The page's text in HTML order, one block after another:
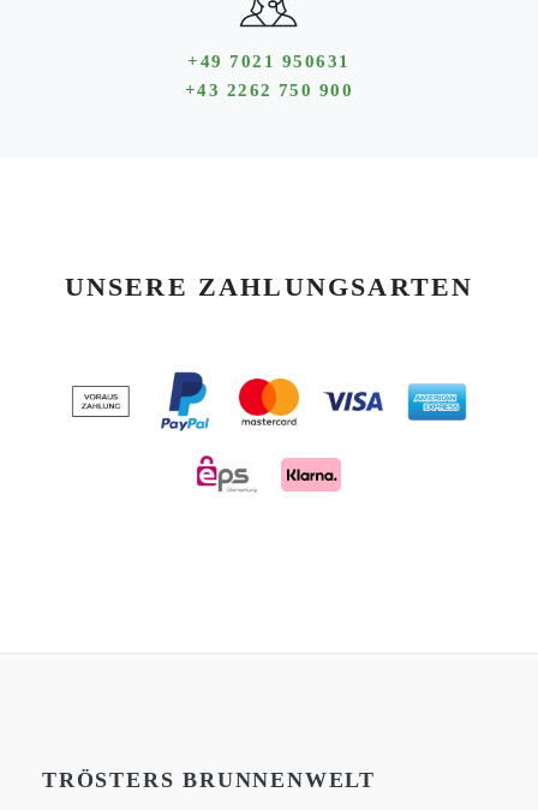
+49 7021 950631
+43 2262 750 900
UNSERE ZAHLUNGSARTEN
TRÖSTERS BRUNNENWELT